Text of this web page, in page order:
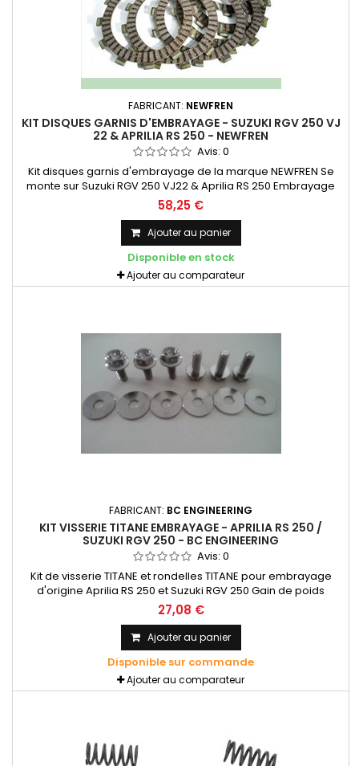
FABRICANT: NEWFREN
KIT DISQUES GARNIS D'EMBRAYAGE - SUZUKI RGV 250 VJ
22 & APRILIA RS 250 - NEWFREN
Avis: 0
Kit disques garnis d'embrayage de la marque NEWFREN Se
monte sur Suzuki RGV 250 VJ22 & Aprilia RS 250 Embrayage
qualité supérieure à l'origine, très bonne tenue aux
démarrages successifs. Utilisation en compétition ou routier.
Le jeu comprend 7 disques : epaisseur 3 mm Aucune
modification, se monte en lieu et place de l'origine.
58,25 €
Ajouter au panier
Disponible en stock
Ajouter au comparateur
FABRICANT: BC ENGINEERING
KIT VISSERIE TITANE EMBRAYAGE - APRILIA RS 250 /
SUZUKI RGV 250 - BC ENGINEERING
Avis: 0
Kit de visserie TITANE et rondelles TITANE pour embrayage
d'origine Aprilia RS 250 et Suzuki RGV 250 Gain de poids
énorme. Moins de poids = + de performances. Montage sur
l'embrayage d'origine. Utilisation route ou circuit.
27,08 €
Ajouter au panier
Disponible sur commande
Ajouter au comparateur